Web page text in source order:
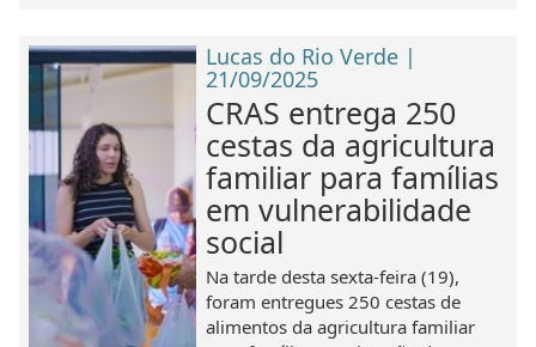
Lucas do Rio Verde |
21/09/2025
CRAS entrega 250
cestas da agricultura
familiar para famílias
em vulnerabilidade
social
Na tarde desta sexta-feira (19),
foram entregues 250 cestas de
alimentos da agricultura familiar